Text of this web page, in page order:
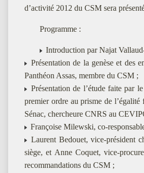
d’activité 2012 du CSM sera
Programme :
Introduction par Najat
Présentation de la genèse et des
Panthéon Assas, membre du CSM ;
Présentation de l’étude faite par
premier ordre au prisme de
Sénac, chercheure CNRS au
Françoise Milewski, co-
Laurent Bedouet, vice-président
siège, et Anne Coquet, vice-
recommandations du CSM ;